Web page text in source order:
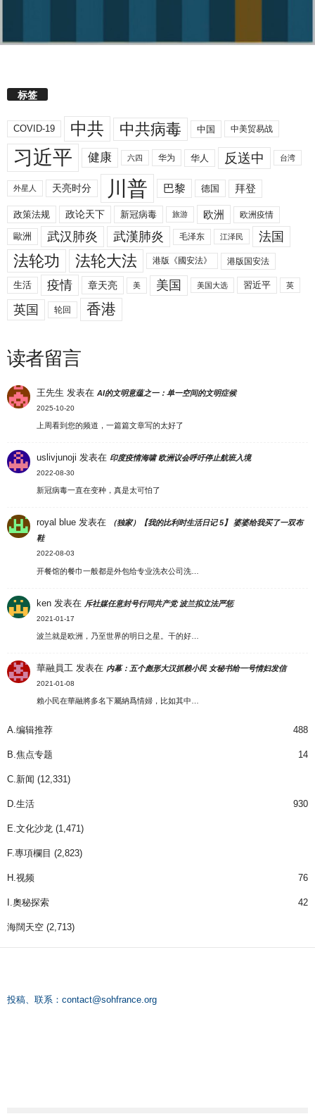
标签
COVID-19 中共 中共病毒 中国 中美贸易战
习近平 健康 六四 华为 华人 反送中 台湾
外星人 天亮时分 川普 巴黎 德国 拜登
政策法规 政论天下 新冠病毒 旅游 欧洲 欧洲疫情
歐洲 武汉肺炎 武漢肺炎 毛泽东 江泽民 法国
法轮功 法轮大法 港版《國安法》 港版国安法
生活 疫情 章天亮 美 美国 美国大选 習近平 英
英国 轮回 香港
读者留言
王先生 发表在AI的文明意蕴之一：单一空间的文明症候
2025-10-20
上周看到您的频道，一篇篇文章写的太好了
uslivjunoji 发表在 印度疫情海啸 欧洲议会呼吁停止航班入境
2022-08-30
新冠病毒一直在变种，真是太可怕了
royal blue 发表在
（独家）【我的比利时生活日记 5】 婆婆给我买了一双布
鞋
2022-08-03
开餐馆的餐巾一般都是外包给专业洗衣公司洗…
ken 发表在 斥社媒任意封号行同共产党 波兰拟立法严惩
2021-01-17
波兰就是欧洲，乃至世界的明日之星。干的好…
華融員工 发表在 内幕：五个彪形大汉抓赖小民 女秘书给一号情妇发信
2021-01-08
賴小民在華融將多名下屬納爲情婦，比如其中…
A.编辑推荐 488
B.焦点专题 14
C.新闻 (12,331)
D.生活 930
E.文化沙龙 (1,471)
F.專項欄目 (2,823)
H.视频 76
I.奧秘探索 42
海闊天空 (2,713)
投稿、联系： contact@sohfrance.org